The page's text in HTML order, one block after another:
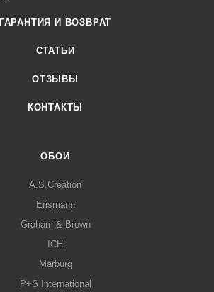
ГАРАНТИЯ И ВОЗВРАТ
СТАТЬИ
ОТЗЫВЫ
КОНТАКТЫ
ОБОИ
A.S.Creation
Erismann
Graham & Brown
ICH
Marburg
P+S International